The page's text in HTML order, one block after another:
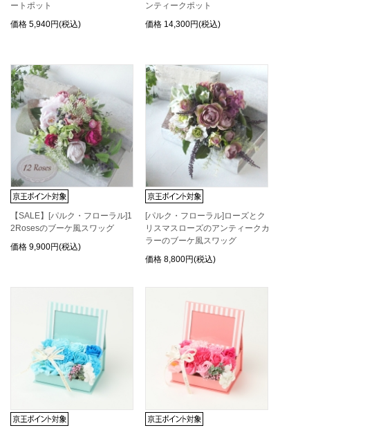
ートポット
価格 5,940円(税込)
ンティークポット
価格 14,300円(税込)
【SALE】[パルク・フローラル]1
2Rosesのブーケ風スワッグ
価格 9,900円(税込)
[パルク・フローラル]ローズとク
リスマスローズのアンティークカ
ラーのブーケ風スワッグ
価格 8,800円(税込)